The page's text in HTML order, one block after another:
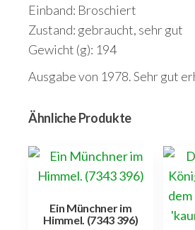
Einband: Broschiert
Zustand: gebraucht, sehr gut
Gewicht (g): 194
Ausgabe von 1978. Sehr gut
Ähnliche Produkte
Ein Münchner im
Himmel. (7343 396)